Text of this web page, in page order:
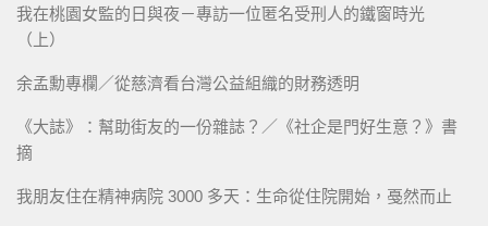
我在桃園女監的日與夜－專訪一位匿名受刑人的鐵窗時光
（上）
余孟勳專欄／從慈濟看台灣公益組織的財務透明
《大誌》：幫助街友的一份雜誌？／《社企是門好生意？》書
摘
我朋友住在精神病院 3000 多天：生命從住院開始，戞然而止